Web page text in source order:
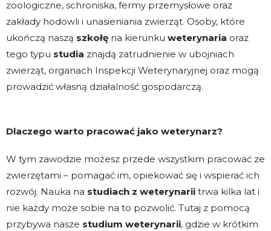
zoologiczne, schroniska, fermy przemysłowe oraz
zakłady hodowli i unasieniania zwierząt. Osoby, które
ukończą naszą szkołę na kierunku weterynaria oraz
tego typu studia znajdą zatrudnienie w ubojniach
zwierząt, organach Inspekcji Weterynaryjnej oraz mogą
prowadzić własną działalność gospodarczą.
Dlaczego warto pracować jako weterynarz?
W tym zawodzie możesz przede wszystkim pracować ze
zwierzętami – pomagać im, opiekować się i wspierać ich
rozwój. Nauka na studiach z weterynarii trwa kilka lat i
nie każdy może sobie na to pozwolić. Tutaj z pomocą
przybywa nasze studium weterynarii, gdzie w krótkim